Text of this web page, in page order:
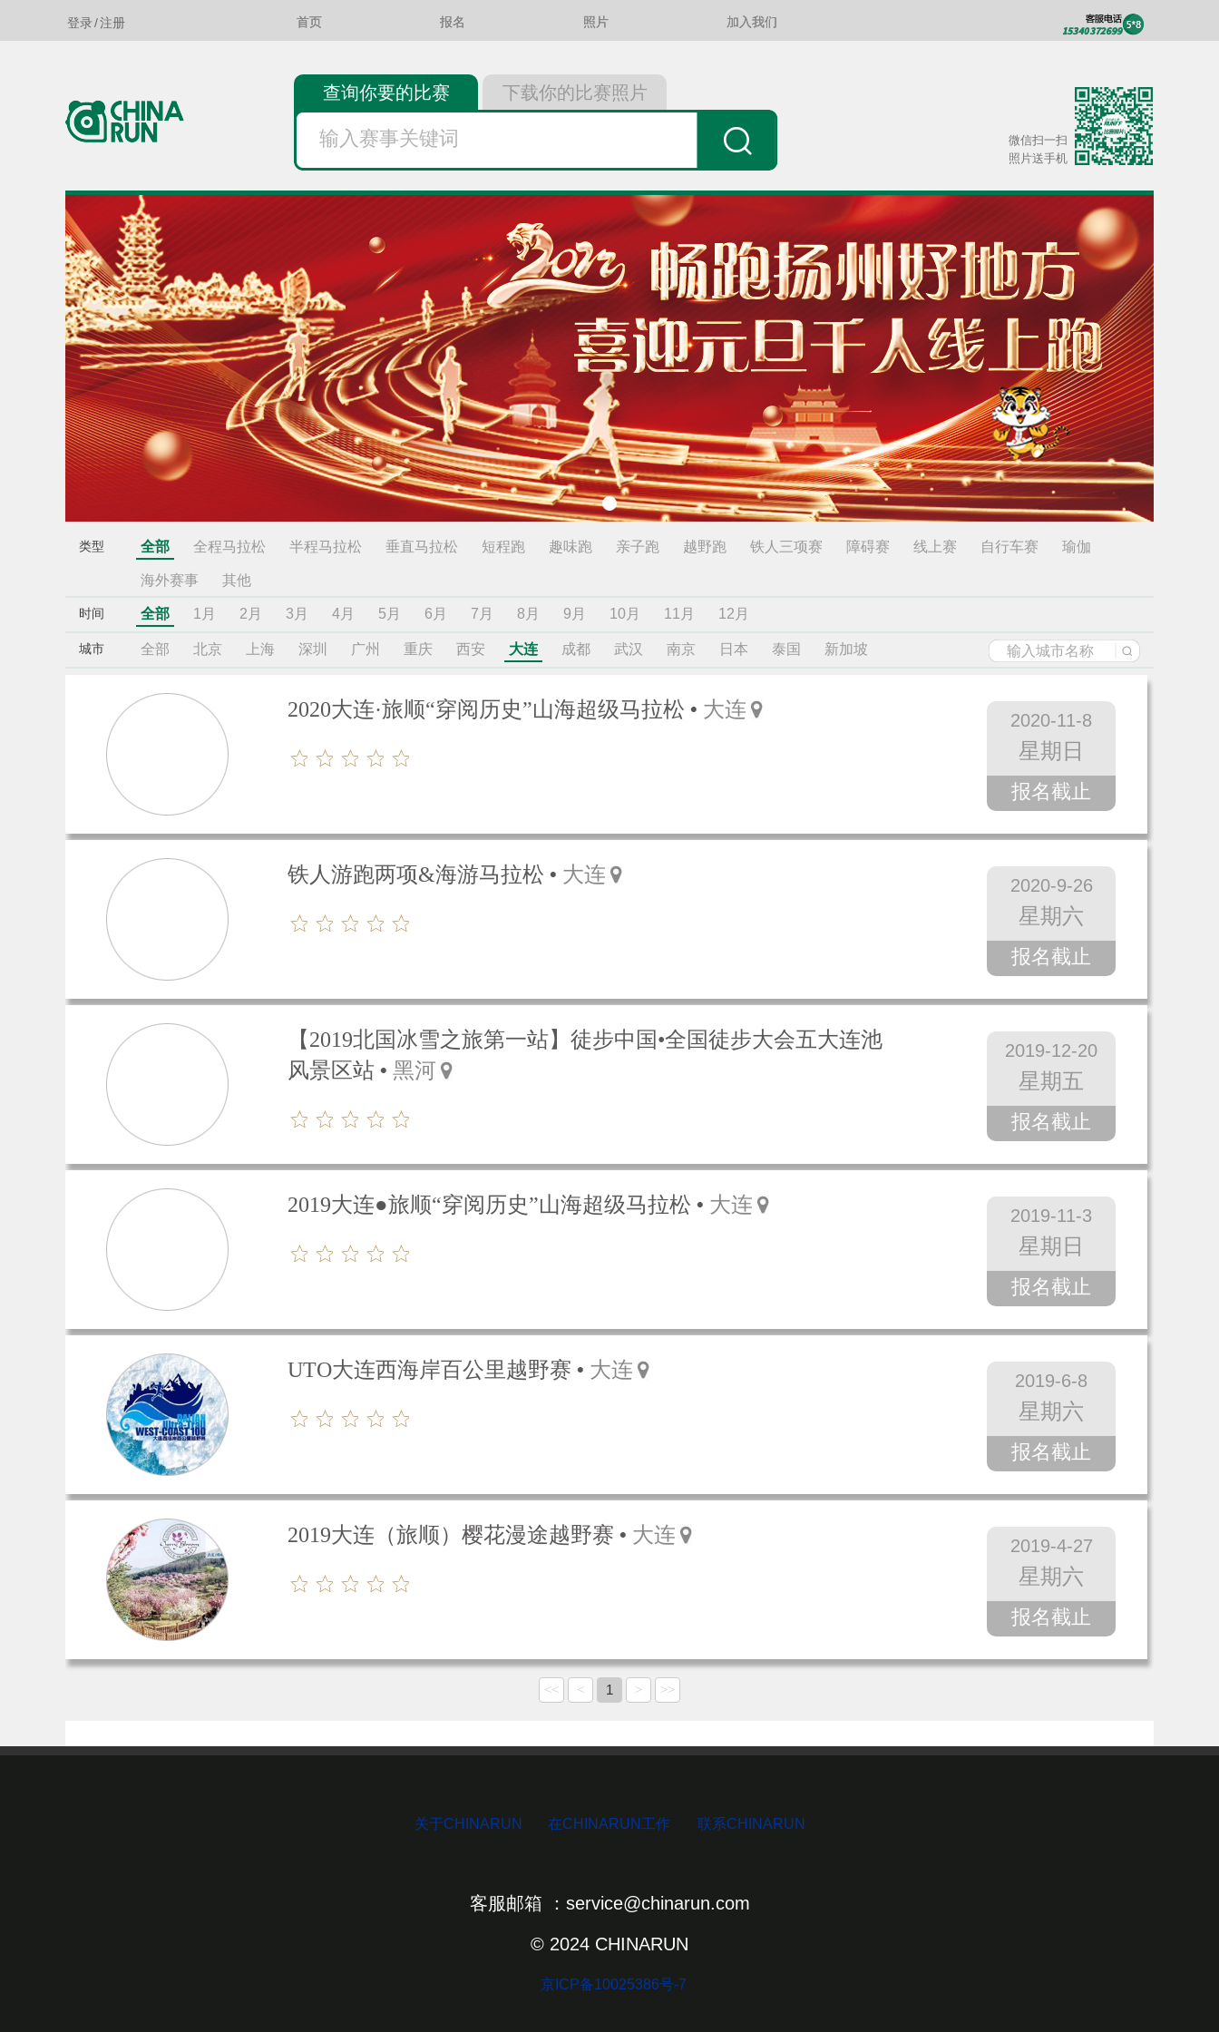
查询你要的比赛 下载你的比赛照片
微信扫一扫
照片送手机
首页 报名 照片 加入我们
登录/注册
类型 全部 全程马拉松 半程马拉松 垂直马拉松 短程跑 趣味跑 亲子跑 越野跑 铁人三项赛 障碍赛 线上赛 自行车赛 瑜伽
海外赛事 其他
时间 全部 1月 2月 3月 4月 5月 6月 7月 8月 9月 10月 11月 12月
城市 全部 北京 上海 深圳 广州 重庆 西安 大连 成都 武汉 南京 日本 泰国 新加坡
2020大连·旅顺“穿阅历史”山海超级马拉松 大连 2020-11-8
星期日
报名截止
铁人游跑两项&海游马拉松 大连 2020-9-26
星期六
报名截止
【2019北国冰雪之旅第一站】徒步中国•全国徒步大会五大连池
风景区站
黑河
2019-12-20
星期五
报名截止
2019大连●旅顺“穿阅历史”山海超级马拉松 大连 2019-11-3
星期日
报名截止
UTO大连西海岸百公里越野赛 大连 2019-6-8
星期六
报名截止
2019大连（旅顺）樱花漫途越野赛 大连 2019-4-27
星期六
报名截止
<< < 1 > >>
关于CHINARUN 在CHINARUN工作 联系CHINARUN
客服邮箱 ：service@chinarun.com
© 2024 CHINARUN
京ICP备10025386号-7